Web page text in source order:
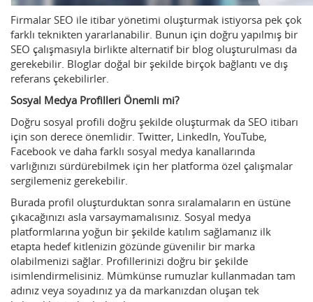
Firmalar SEO ile itibar yönetimi oluşturmak istiyorsa pek çok
farklı teknikten yararlanabilir. Bunun için doğru yapılmış bir
SEO çalışmasıyla birlikte alternatif bir blog oluşturulması da
gerekebilir. Bloglar doğal bir şekilde birçok bağlantı ve dış
referans çekebilirler.
Sosyal Medya Profilleri Önemli mi?
Doğru sosyal profili doğru şekilde oluşturmak da SEO itibarı
için son derece önemlidir. Twitter, LinkedIn, YouTube,
Facebook ve daha farklı sosyal medya kanallarında
varlığınızı sürdürebilmek için her platforma özel çalışmalar
sergilemeniz gerekebilir.
Burada profil oluşturduktan sonra sıralamaların en üstüne
çıkacağınızı asla varsaymamalısınız. Sosyal medya
platformlarına yoğun bir şekilde katılım sağlamanız ilk
etapta hedef kitlenizin gözünde güvenilir bir marka
olabilmenizi sağlar. Profillerinizi doğru bir şekilde
isimlendirmelisiniz. Mümkünse rumuzlar kullanmadan tam
adınız veya soyadınız ya da markanızdan oluşan tek